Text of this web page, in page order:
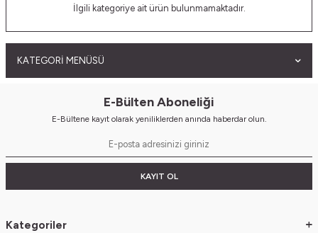
İlgili kategoriye ait ürün bulunmamaktadır.
KATEGORI MENÜSÜ
E-Bülten Aboneliği
E-Bültene kayıt olarak yeniliklerden anında haberdar olun.
KAYIT OL
Kategoriler